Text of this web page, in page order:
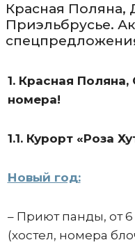
Красная Поляна,
Приэльбрусье.
1. Красная
номера!
1.1. Курорт «Роза
Новый год:
– Приют панды, от 6
(хостел, номера